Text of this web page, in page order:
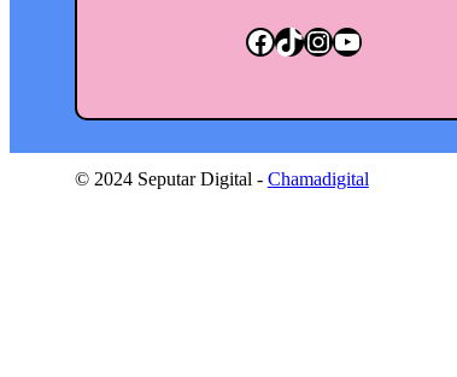
Facebook TikTok InstagramYouTube
© 2024 Seputar Digital - Chamadigital